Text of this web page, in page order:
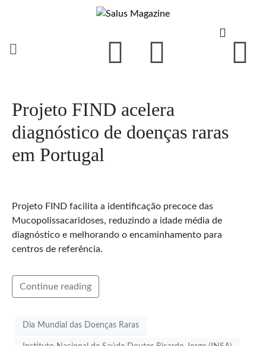
Projeto FIND acelera
diagnóstico de doenças raras
em Portugal
Projeto FIND facilita a identificação precoce das
Mucopolissacaridoses, reduzindo a idade média de
diagnóstico e melhorando o encaminhamento para
centros de referência.
Continue reading
Dia Mundial das Doenças Raras